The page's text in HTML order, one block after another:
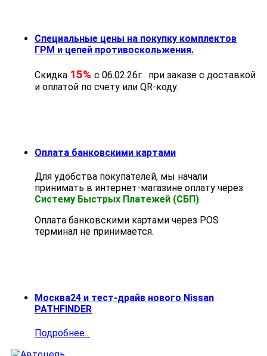
Специальные цены на покупку комплектов
ГРМ и цепей противоскольжения.
Скидка 15% с 06.02.26г. при заказе с доставкой
и оплатой по счету или QR-коду.
Оплата банковскими картами
Для удобства покупателей, мы начали
принимать в интернет-магазине оплату через
Систему Быстрых Платежей (СБП).
Оплата банковскими картами через POS
терминал не принимается.
Москва24 и тест-драйв нового Nissan
PATHFINDER
Подробнее...